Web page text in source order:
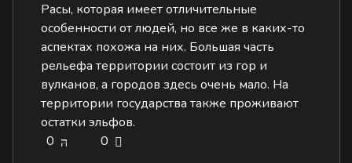
Расы, которая имеет отличительные
особенности от людей, но все же в каких-то
аспектах похожа на них. Большая часть
рельефа территории состоит из гор и
вулканов, а городов здесь очень мало. На
территории государства также проживают
остатки эльфов.
0
0